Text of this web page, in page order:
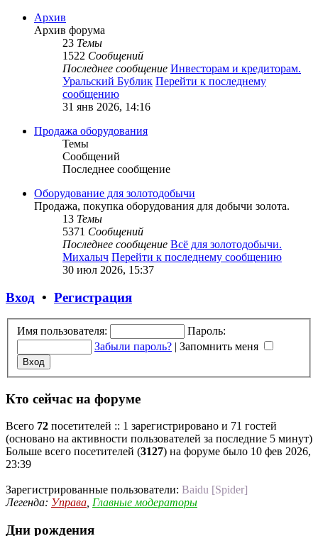
Архив
Архив форума
23 Темы
1522 Сообщений
Последнее сообщение Инвесторам и кредиторам.
Уральский Бублик Перейти к последнему
сообщению
31 янв 2026, 14:16
Продажа оборудования
Темы
Сообщений
Последнее сообщение
Оборудование для золотодобычи
Продажа, покупка оборудования для добычи золота.
13 Темы
5371 Сообщений
Последнее сообщение Всё для золотодобычи.
Михалыч Перейти к последнему сообщению
30 июл 2026, 15:37
Вход • Регистрация
Имя пользователя:
Пароль:
Забыли пароль? | Запомнить меня
Кто сейчас на форуме
Всего 72 посетителей :: 1 зарегистрировано и 71 гостей
(основано на активности пользователей за последние 5 минут)
Больше всего посетителей (3127) на форуме было 10 фев 2026,
23:39
Зарегистрированные пользователи: Baidu [Spider]
Легенда: Управа Главные модераторы
Дни рождения